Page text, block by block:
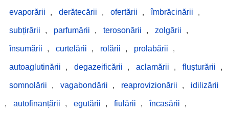
evaporării , derătecării , ofertării , îmbrăcinării ,
subțirării , parfumării , terosonării , zolgării ,
însumării , curtelării , rolării , prolabării ,
autoaglutinării , degazeificării , aclamării , flușturării ,
somnolării , vagabondării , reaprovizionării , idilizării
, autofinanțării , egutării , fiulării , încasării ,